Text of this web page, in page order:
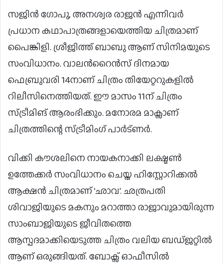
സജിൻ ഗോപു, അനശ്വര രാജൻ എന്നിവർ
പ്രധാന കഥാപാത്രങ്ങളായെത്തിയ ചിത്രമാണ്
പൈങ്കിളി. ശ്രീജിത്ത് ബാബു ആണ് സിനിമയുടെ
സംവിധാനം. വാലന്‍റൈൻസ് ദിനമായ
ഫെബ്രുവരി 14നാണ് ചിത്രം തിയേറ്ററുകളിൽ
റിലീസിനെത്തിയത്. ഈ മാസം 11ന് ചിത്രം
സ്ട്രീമിങ് ആരംഭിക്കും. മനോരമ മാക്സാണ്
ചിത്രത്തിന്റെ സ്ട്രീമിംഗ് പാർട്ണർ.
വിക്കി കൗശലിനെ നായകനാക്കി ലക്ഷ്മൺ
ഉത്തേക്കർ സംവിധാനം ചെയ്ത ഹിസ്റ്റോറിക്കൽ
ആക്ഷൻ ചിത്രമാണ് ‘ഛാവ’. ഛത്രപതി
ശിവാജിയുടെ മകനും മറാത്താ രാജാവുമായിരുന്ന
സാംബാജിയുടെ ജീവിതത്തെ
ആസ്പദമാക്കിയെടുത്ത ചിത്രം വലിയ ബഡ്ജറ്റിൽ
ആണ് ഒരുങ്ങിയത്. ബോക്സ് ഓഫീസിൽ